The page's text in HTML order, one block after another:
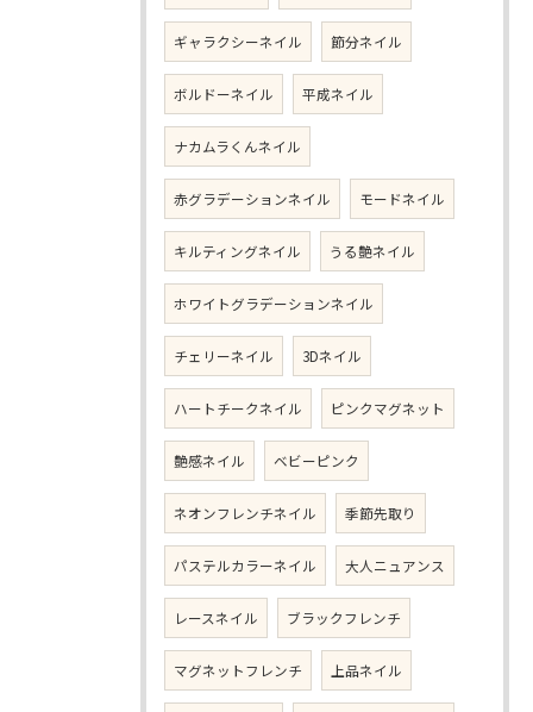
ギャラクシーネイル 節分ネイル
ボルドーネイル 平成ネイル
ナカムラくんネイル
赤グラデーションネイル モードネイル
キルティングネイル うる艶ネイル
ホワイトグラデーションネイル
チェリーネイル 3Dネイル
ハートチークネイル ピンクマグネット
艶感ネイル ベビーピンク
ネオンフレンチネイル 季節先取り
パステルカラーネイル 大人ニュアンス
レースネイル ブラックフレンチ
マグネットフレンチ 上品ネイル